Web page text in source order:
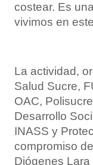
costear. Es
vivimos en
La actividad,
Salud Sucre,
OAC,
Desarrollo
INASS y
compromiso
Diógenes